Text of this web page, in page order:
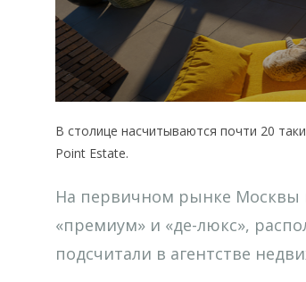
В столице насчитываются почти 20
Point Estate.
На первичном рынке Москвы
«премиум» и «де-люкс»,
подсчитали в агентстве